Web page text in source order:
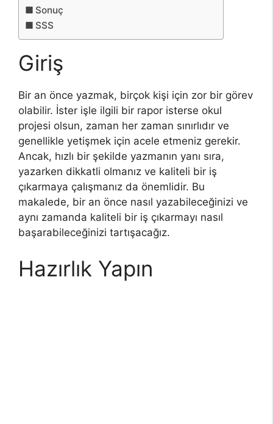
Sonuç
SSS
Giriş
Bir an önce yazmak, birçok kişi için zor bir görev
olabilir. İster işle ilgili bir rapor isterse okul
projesi olsun, zaman her zaman sınırlıdır ve
genellikle yetişmek için acele etmeniz gerekir.
Ancak, hızlı bir şekilde yazmanın yanı sıra,
yazarken dikkatli olmanız ve kaliteli bir iş
çıkarmaya çalışmanız da önemlidir. Bu
makalede, bir an önce nasıl yazabileceğinizi ve
aynı zamanda kaliteli bir iş çıkarmayı nasıl
başarabileceğinizi tartışacağız.
Hazırlık Yapın